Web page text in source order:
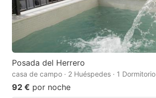
Posada del Herrero
casa de campo · 2 Huéspedes · 1 Dormitorio
92 € por noche